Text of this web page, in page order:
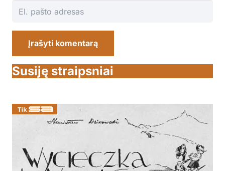
Įrašyti komentarą
Susiję straipsniai